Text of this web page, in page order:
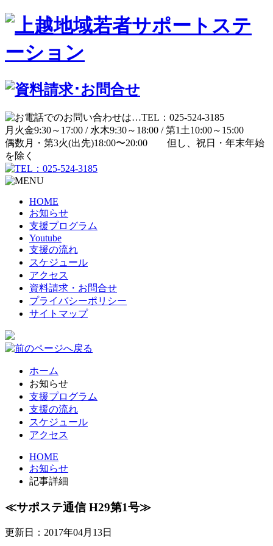
月 火金9:30～17:00 / 水木9:30～18:00 /第1土10:00～15:00
偶数月・第3火(出先)18:00〜20:00 但し、祝日・年末年始
を除く
HOME
お知らせ
支援プログラム
Youtube
支援の流れ
スケジュール
アクセス
資料請求・お問合せ
プライバシーポリシー
サイトマップ
ホーム
お知らせ
支援プログラム
支援の流れ
スケジュール
アクセス
HOME
お知らせ
記事詳細
≪サポステ通信 H29第1号≫
更新日：2017年04月13日